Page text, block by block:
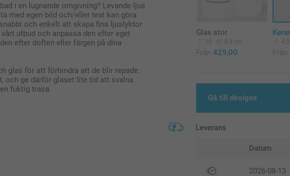
i en lugnande omgivning? Levande ljus
med egen bild och/eller text kan göra
och enkelt att skapa fina ljuslyktor
utbud och anpassa den efter eget
efter doften eller färgen på dina
glas för att förhindra att de blir repade.
och ge därför glaset lite tid att svalna
fuktig trasa.
Glas stor
16 8,5 cm
Från 429,00
4,5
Från
Gå till designs
Leverans
Datum
2026-08-13